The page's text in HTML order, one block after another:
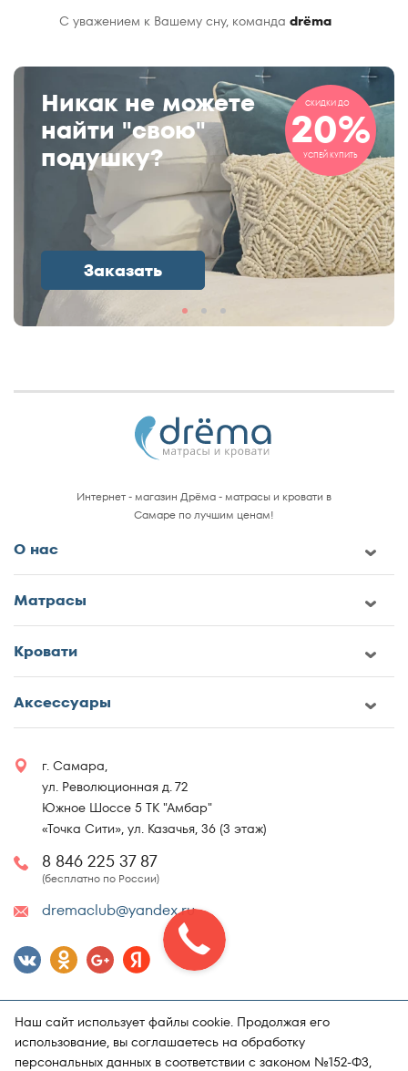
С уважением к Вашему сну, команда drёma
Никак не можете
найти "свою"
подушку?
Заказать
СКИДКИ ДО
20%
УСПЕЙ КУПИТЬ
Интернет - магазин Дрёма - матрасы и кровати в
Самаре по лучшим ценам!
О нас
Матрасы
Кровати
Аксессуары
г. Самара,
ул. Революционная д. 72
Южное Шоссе 5 ТК "Амбар"
«Точка Сити», ул. Казачья, 36 (3 этаж)
8 846 225 37 87
(бесплатно по России)
dremaclub@yandex.ru
Наш сайт использует файлы cookie. Продолжая его
использование, вы соглашаетесь на обработку
персональных данных в соответствии с законом №152-ФЗ,